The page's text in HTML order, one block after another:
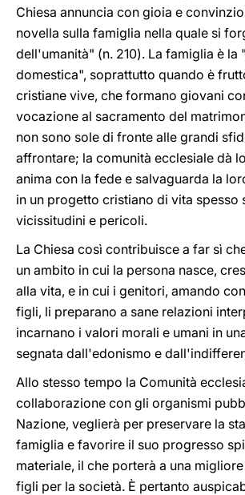
Chiesa annuncia con gioia e
novella sulla famiglia nella quale si
dell'umanità" (n. 210). La famiglia è la
domestica", soprattutto quando è
cristiane vive, che formano giovani
vocazione al sacramento del
non sono sole di fronte alle grandi
affrontare; la comunità ecclesiale dà
anima con la fede e salvaguarda la
in un progetto cristiano di vita spesso
vicissitudini e pericoli.
La Chiesa così contribuisce a far sì
un ambito in cui la persona nasce,
alla vita, e in cui i genitori, amando
figli, li preparano a sane relazioni
incarnano i valori morali e umani in
segnata dall'edonismo e
Allo stesso tempo la Comunità
collaborazione con gli organismi
Nazione, veglierà per preservare la
famiglia e favorire il suo progresso
materiale, il che porterà a una
figli per la società. È pertanto